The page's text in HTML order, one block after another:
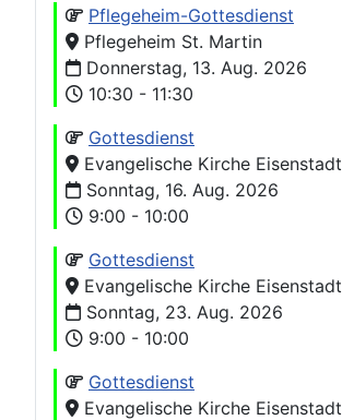
Pflegeheim-Gottesdienst
Pflegeheim St. Martin
Donnerstag, 13. Aug. 2026
10:30 - 11:30
Gottesdienst
Evangelische Kirche Eisenstadt
Sonntag, 16. Aug. 2026
9:00 - 10:00
Gottesdienst
Evangelische Kirche Eisenstadt
Sonntag, 23. Aug. 2026
9:00 - 10:00
Gottesdienst
Evangelische Kirche Eisenstadt